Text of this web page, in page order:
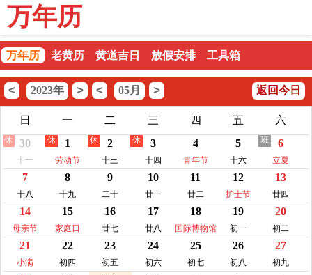
万年历
万年历 老黄历 黄道吉日 放假安排 工具箱
< 2023年 > < 05月 > 返回今日
日 一 二 三 四 五
六
30
十一
休 1
劳动节
休 2
十三
休 3
十四
休 4
青年节
5
十六
6
立夏
班
7
十八
8
十九
9
二十
10
廿一
11
廿二
12
护士节
13
廿四
14
母亲节
15
家庭日
16
廿七
17
廿八
18
国际博物馆
日
19
初一
20
初二
21
小满
22
初四
23
初五
24
初六
25
初七
26
初八
27
初九